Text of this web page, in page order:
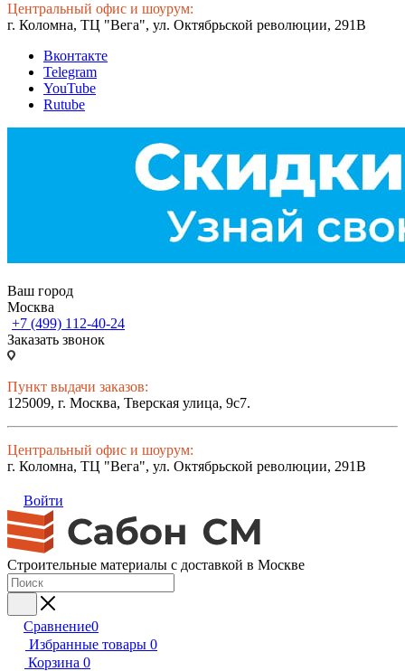
Центральный офис и шоурум:
г. Коломна, ТЦ "Вега", ул. Октябрьской революции, 291В
Вконтакте
Telegram
YouTube
Rutube
Ваш город
Москва
+7 (499) 112-40-24
Заказать звонок
Пункт выдачи заказов:
125009, г. Москва, Тверская улица, 9с7.
Центральный офис и шоурум:
г. Коломна, ТЦ "Вега", ул. Октябрьской революции, 291В
Войти
Строительные материалы с доставкой в Москве
Сравнение0
Избранные товары 0
Корзина 0